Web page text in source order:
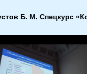
Б. М. Спецкурс